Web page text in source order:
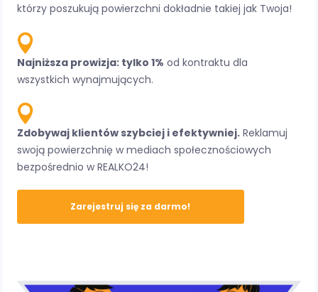
którzy poszukują powierzchni dokładnie takiej jak Twoja!
Najniższa prowizja: tylko 1% od kontraktu dla
wszystkich wynajmujących.
Zdobywaj klientów szybciej i efektywniej.Reklamuj
swoją powierzchnię w mediach społecznościowych
bezpośrednio w REALKO24!
Zarejestruj się za darmo!